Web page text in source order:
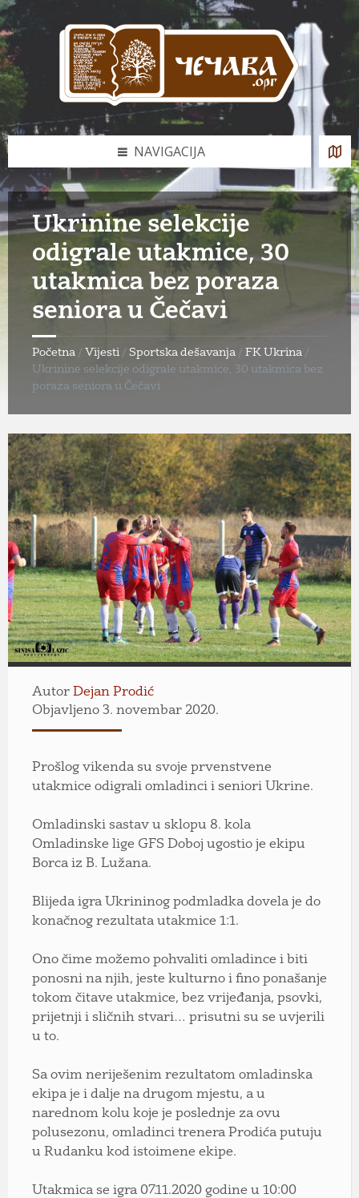
Skip
to
content
Skip
to
left
sidebar
Skip
to
footer
NAVIGACIJA
Ukrinine selekcije
odigrale utakmice, 30
utakmica bez poraza
seniora u Čečavi
Početna / Vijesti / Sportska dešavanja / FK Ukrina /
Ukrinine selekcije odigrale utakmice, 30 utakmica bez
poraza seniora u Čečavi
Autor Dejan Prodić
Objavljeno 3. novembar 2020.
Prošlog vikenda su svoje prvenstvene
utakmice odigrali omladinci i seniori Ukrine.
Omladinski sastav u sklopu 8. kola
Omladinske lige GFS Doboj ugostio je ekipu
Borca iz B. Lužana.
Blijeda igra Ukrininog podmladka dovela je do
konačnog rezultata utakmice 1:1.
Ono čime možemo pohvaliti omladince i biti
ponosni na njih, jeste kulturno i fino ponašanje
tokom čitave utakmice, bez vrijeđanja, psovki,
prijetnji i sličnih stvari… prisutni su se uvjerili
u to.
Sa ovim neriješenim rezultatom omladinska
ekipa je i dalje na drugom mjestu, a u
narednom kolu koje je poslednje za ovu
polusezonu, omladinci trenera Prodića putuju
u Rudanku kod istoimene ekipe.
Utakmica se igra 07.11.2020 godine u 10:00